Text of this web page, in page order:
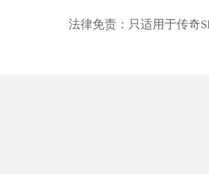
法律免责：只适用于传奇